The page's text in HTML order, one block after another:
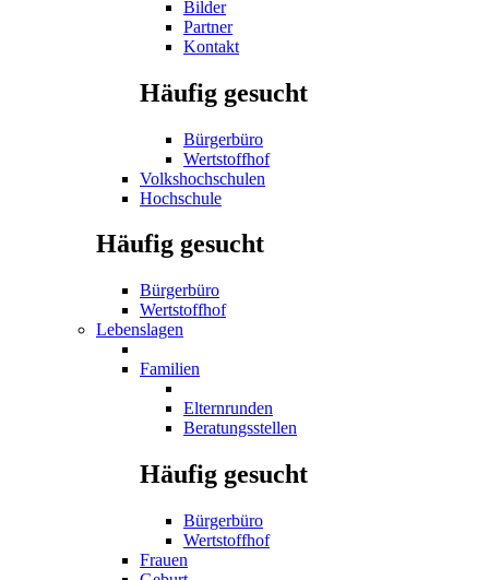
Bilder
Partner
Kontakt
Häufig gesucht
Bürgerbüro
Wertstoffhof
Volkshochschulen
Hochschule
Häufig gesucht
Bürgerbüro
Wertstoffhof
Lebenslagen
Familien
Elternrunden
Beratungsstellen
Häufig gesucht
Bürgerbüro
Wertstoffhof
Frauen